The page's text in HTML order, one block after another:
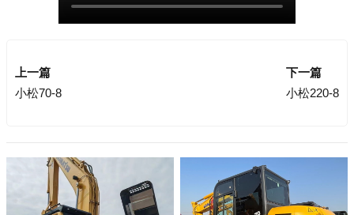
上一篇
小松70-8
下一篇
小松220-8